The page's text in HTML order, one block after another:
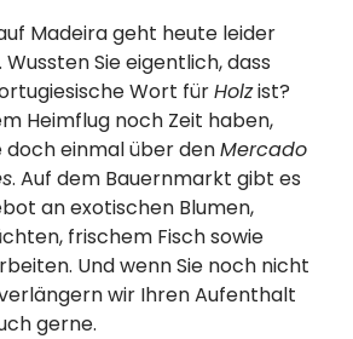
Madeira geht heute leider
Wussten Sie eigentlich, dass
Wort fürHolzist?
Heimflug noch Zeit haben,
doch einmal über denMercado
. Auf dem Bauernmarkt gibt es
an exotischen Blumen,
frischem Fisch sowie
Und wenn Sie noch nicht
wir Ihren Aufenthalt
gerne.